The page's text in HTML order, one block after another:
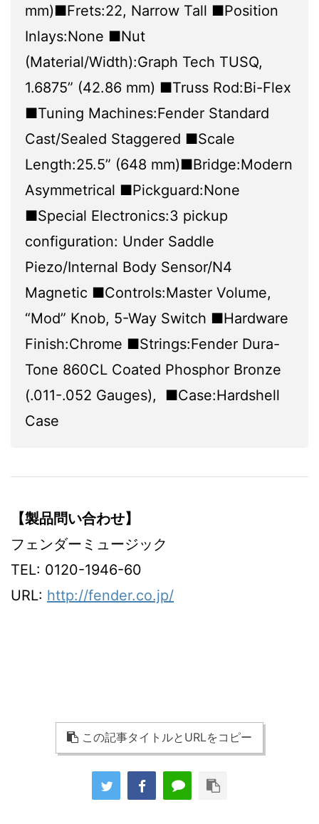
mm)■Frets:22, Narrow Tall ■Position
Inlays:None ■Nut
(Material/Width):Graph Tech TUSQ,
1.6875” (42.86 mm) ■Truss Rod:Bi-Flex
■Tuning Machines:Fender Standard
Cast/Sealed Staggered ■Scale
Length:25.5” (648 mm)■Bridge:Modern
Asymmetrical ■Pickguard:None
■Special Electronics:3 pickup
configuration: Under Saddle
Piezo/Internal Body Sensor/N4
Magnetic ■Controls:Master Volume,
“Mod” Knob, 5-Way Switch ■Hardware
Finish:Chrome ■Strings:Fender Dura-
Tone 860CL Coated Phosphor Bronze
(.011-.052 Gauges), ■Case:Hardshell
Case
【製品問い合わせ】
フェンダーミュージック
TEL: 0120-1946-60
URL: http://fender.co.jp/
この記事タイトルとURLをコピー